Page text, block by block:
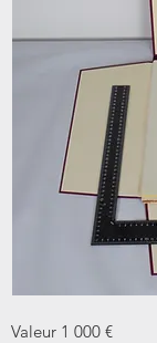
Valeur 1 000 €